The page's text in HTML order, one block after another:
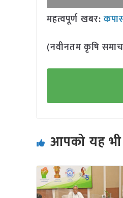
महत्वपूर्ण खबर:
(नवीनतम कृषि
आपको यह